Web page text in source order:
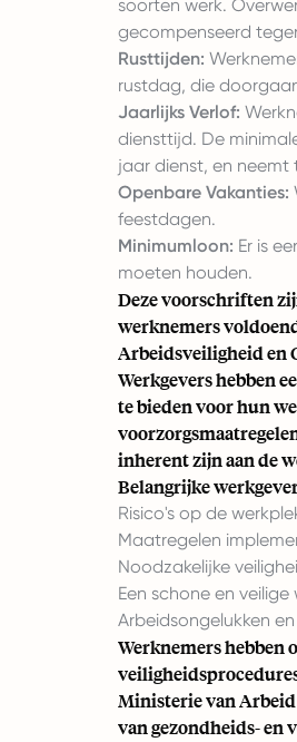
soorten werk.
gecompenseerd
Rusttijden:
rustdag, die
Jaarlijks Verlof:
diensttijd. De
jaar dienst, en
Openbare Vakanties:
feestdagen.
Minimumloon: Er is
moeten houden.
Deze voorschriften
werknemers
Arbeidsveiligheid en
Werkgevers hebben
te bieden voor hun
inherent zijn aan de
Belangrijke
Risico's op de
Maatregelen
Noodzakelijke
Een schone en
Arbeidsongelukken
Werknemers hebben
Ministerie van
van gezondheids- en